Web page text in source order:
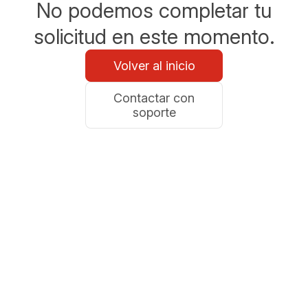
No podemos completar tu
solicitud en este momento.
Volver al inicio
Contactar con
soporte